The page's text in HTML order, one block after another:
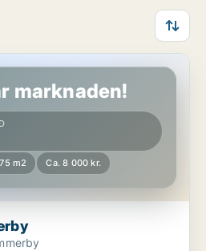
marknaden!
m2 Ca. 8 000 kr.